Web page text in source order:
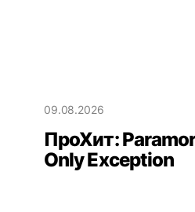
09.08.2026
ПроХит:
Only Exception